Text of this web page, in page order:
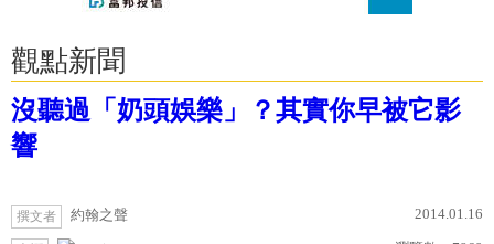
觀點新聞
沒聽過「奶頭娛樂」？其實你早被它影
響
撰文者 約翰之聲 2014.01.16